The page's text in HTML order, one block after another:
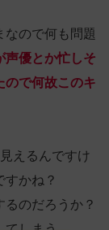
なので何も問題
声優とか忙しそ
ので何故このキ
えるんですけ
すかね？
のだろうか？